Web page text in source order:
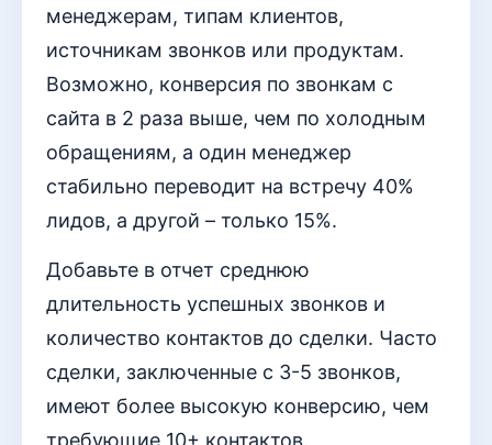
менеджерам, типам клиентов,
источникам звонков или продуктам.
Возможно, конверсия по звонкам с
сайта в 2 раза выше, чем по холодным
обращениям, а один менеджер
стабильно переводит на встречу 40%
лидов, а другой – только 15%.
Добавьте в отчет среднюю
длительность успешных звонков и
количество контактов до сделки. Часто
сделки, заключенные с 3-5 звонков,
имеют более высокую конверсию, чем
требующие 10+ контактов.